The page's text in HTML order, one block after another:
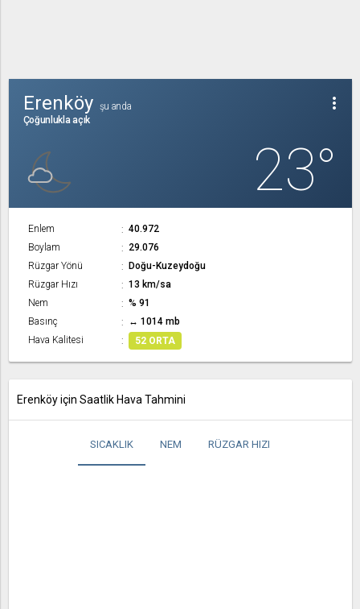
more_vert
Erenköy
şu anda
Çoğunlukla açık
23°
Enlem
40.972
Boylam
29.076
Rüzgar Yönü
Doğu-Kuzeydoğu
Rüzgar Hızı
13 km/sa
Nem
% 91
Basınç
↔ 1014 mb
Hava Kalitesi
52 ORTA
Erenköy için Saatlik Hava Tahmini
SICAKLIK NEM RÜZGAR HIZI